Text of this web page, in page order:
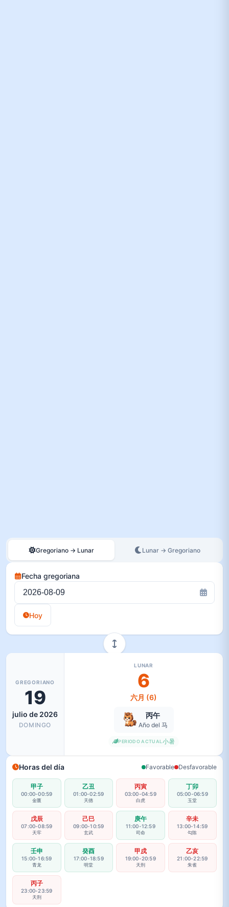
Gregoriano → Lunar Lunar → Gregoriano
Fecha gregoriana
Hoy
GREGORIANO
19
julio de 2026
DOMINGO
LUNAR
6
六月 (6)
丙午
Año del 马
PERIODO ACTUAL小暑
Horas del día Favorable Desfavorable
甲子
00:00-00:59
金匮
乙丑
01:00-02:59
天德
丙寅
03:00-04:59
白虎
丁卯
05:00-06:59
玉堂
戊辰
07:00-08:59
天牢
己巳
09:00-10:59
玄武
庚午
11:00-12:59
司命
辛未
13:00-14:59
勾陈
壬申
15:00-16:59
青龙
癸酉
17:00-18:59
明堂
甲戌
19:00-20:59
天刑
乙亥
21:00-22:59
朱雀
丙子
23:00-23:59
天刑